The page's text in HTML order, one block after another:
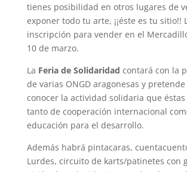
tienes posibilidad en otros lugares de
exponer todo tu arte, ¡¡éste es tu sitio!!
inscripción para vender en el
10 de marzo.
La Feria de Solidaridad contará con la
de varias ONGD aragonesas y
conocer la actividad solidaria que
tanto de cooperación internacional
educación para el desarrollo.
Además habrá pintacaras,
Lurdes, circuito de karts/patinetes con